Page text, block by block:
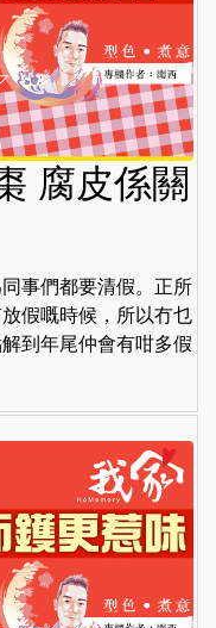
腐皮係關
事們都要清假。正所
假嘅時候，所以冇乜
到年尾仲會有咁多假